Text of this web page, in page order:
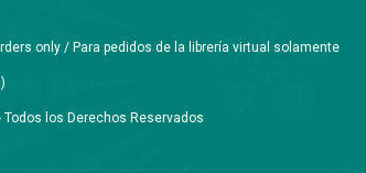
orders only / Para pedidos de la librería virtual solamente
los Derechos Reservados